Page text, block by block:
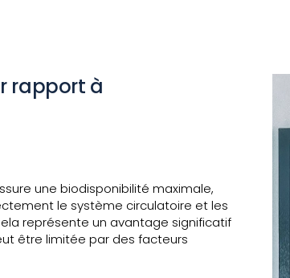
rapport à
une biodisponibilité maximale,
le système circulatoire et les
représente un avantage significatif
être limitée par des facteurs